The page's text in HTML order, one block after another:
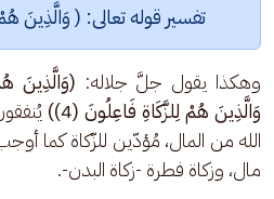
تفسير قوله تعالى: ( وَالَّذِينَ هُمْ
وهكذا يقول جلَّ جلاله:
وَالَّذِينَ هُمْ لِلزَّكَاةِ فَاعِلُونَ (4))
الله من المال، مُؤدّين للزّكاة كما
مال، وزكاة فطرة -زكاة البدن-.